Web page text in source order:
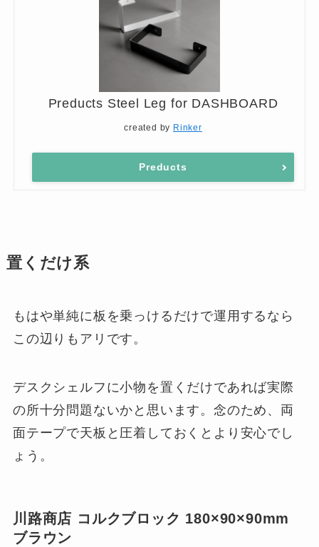
Preducts Steel Leg for DASHBOARD
created by Rinker
Preducts
置くだけ系
もはや単純に板を乗っけるだけで運用するなら
この辺りもアリです。
デスクシェルフに小物を置くだけであれば実際
の所十分問題ないかと思います。念のため、両
面テープで天板と圧着しておくとより安心でし
ょう。
川路商店 コルクブロック 180×90×90mm
ブラウン